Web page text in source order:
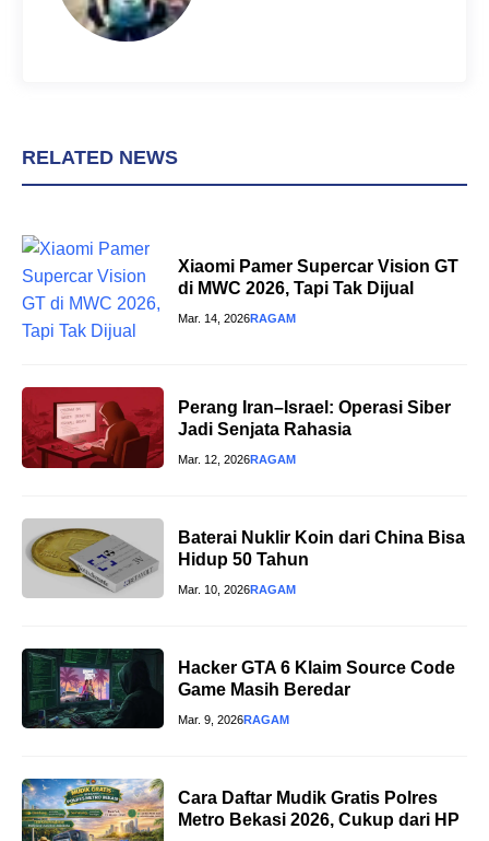
RELATED NEWS
Xiaomi Pamer Supercar Vision GT
di MWC 2026, Tapi Tak Dijual
Mar. 14, 2026RAGAM
Perang Iran–Israel: Operasi Siber
Jadi Senjata Rahasia
Mar. 12, 2026RAGAM
Baterai Nuklir Koin dari China Bisa
Hidup 50 Tahun
Mar. 10, 2026RAGAM
Hacker GTA 6 Klaim Source Code
Game Masih Beredar
Mar. 9, 2026RAGAM
Cara Daftar Mudik Gratis Polres
Metro Bekasi 2026, Cukup dari HP